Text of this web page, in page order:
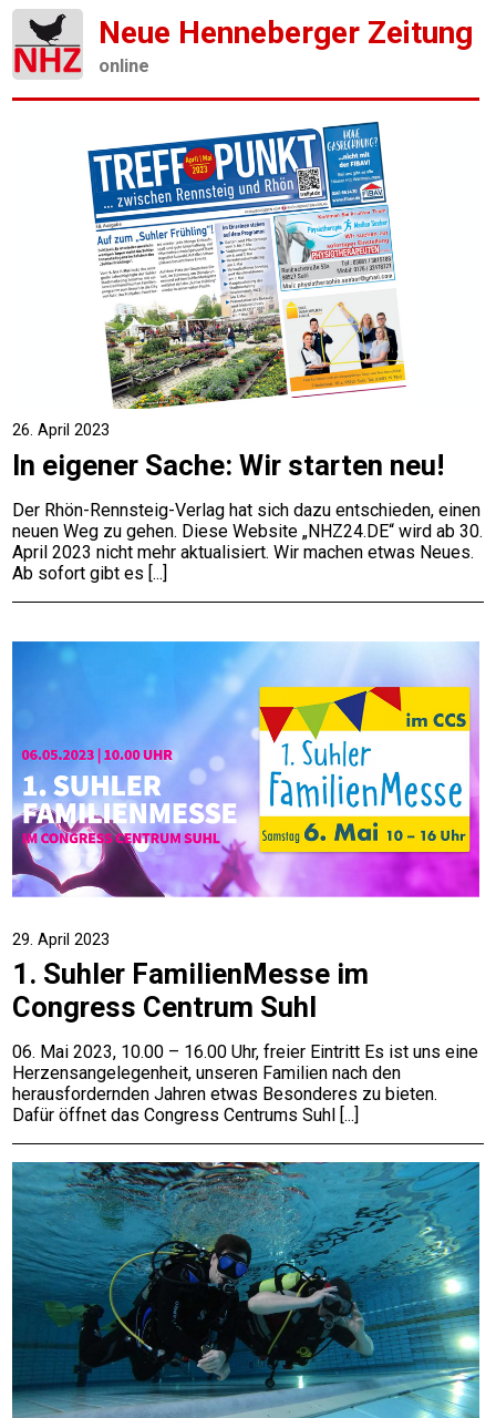
Neue Henneberger Zeitung
online
26. April 2023
In eigener Sache: Wir starten neu!
Der Rhön-Rennsteig-Verlag hat sich dazu entschieden, einen
neuen Weg zu gehen. Diese Website „NHZ24.DE“ wird ab 30.
April 2023 nicht mehr aktualisiert. Wir machen etwas Neues.
Ab sofort gibt es
29. April 2023
1. Suhler FamilienMesse im
Congress Centrum Suhl
06. Mai 2023, 10.00 – 16.00 Uhr, freier Eintritt Es ist uns eine
Herzensangelegenheit, unseren Familien nach den
herausfordernden Jahren etwas Besonderes zu bieten.
Dafür öffnet das Congress Centrums Suhl